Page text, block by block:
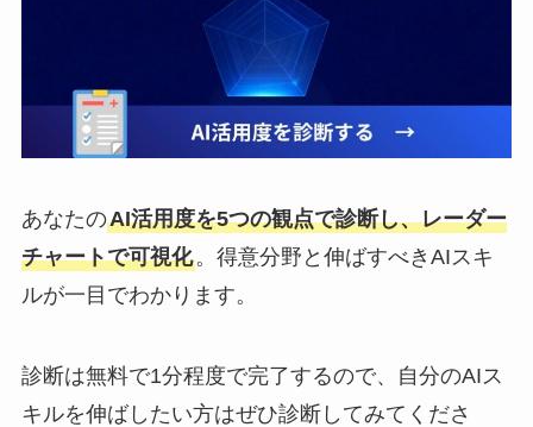
あなたのAI活用度を5つの観点で診断し、レーダー
チャートで可視化。得意分野と伸ばすべきAIスキ
ルが一目でわかります。
診断は無料で1分程度で完了するので、自分のAIス
キルを伸ばしたい方はぜひ診断してみてくださ